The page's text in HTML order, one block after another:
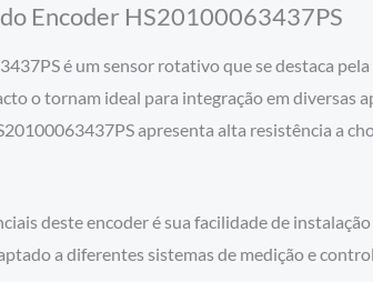
Encoder HS20100063437PS
é um sensor rotativo que se destaca
o tornam ideal para integração em diversas
apresenta alta resistência a
deste encoder é sua facilidade de
a diferentes sistemas de medição e